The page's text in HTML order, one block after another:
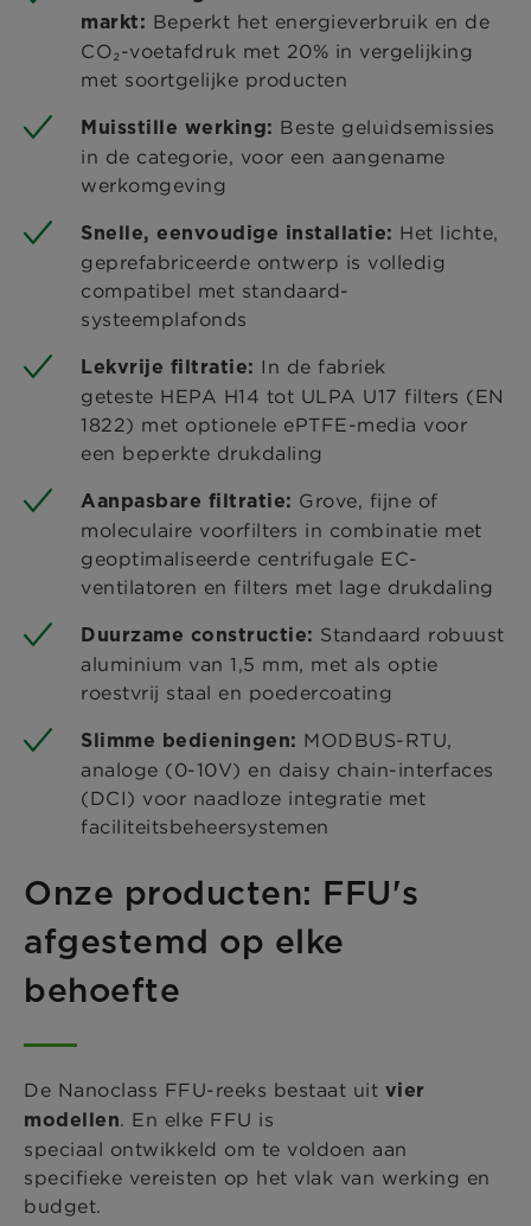
markt: Beperkt het energieverbruik en de
CO₂-voetafdruk met 20% in vergelijking
met soortgelijke producten
Muisstille werking: Beste geluidsemissies
in de categorie, voor een aangename
werkomgeving
Snelle, eenvoudige installatie: Het lichte,
geprefabriceerde ontwerp is volledig
compatibel met standaard-
systeemplafonds
Lekvrije filtratie: In de fabriek
geteste HEPA H14 tot ULPA U17 filters (EN
1822) met optionele ePTFE-media voor
een beperkte drukdaling
Aanpasbare filtratie: Grove, fijne of
moleculaire voorfilters in combinatie met
geoptimaliseerde centrifugale EC-
ventilatoren en filters met lage drukdaling
Duurzame constructie: Standaard robuust
aluminium van 1,5 mm, met als optie
roestvrij staal en poedercoating
Slimme bedieningen: MODBUS-RTU,
analoge (0-10V) en daisy chain-interfaces
(DCI) voor naadloze integratie met
faciliteitsbeheersystemen
Onze producten: FFU's
afgestemd op elke
behoefte
De Nanoclass FFU-reeks bestaat uit vier
modellen. En elke FFU is
speciaal ontwikkeld om te voldoen aan
specifieke vereisten op het vlak van werking en
budget.